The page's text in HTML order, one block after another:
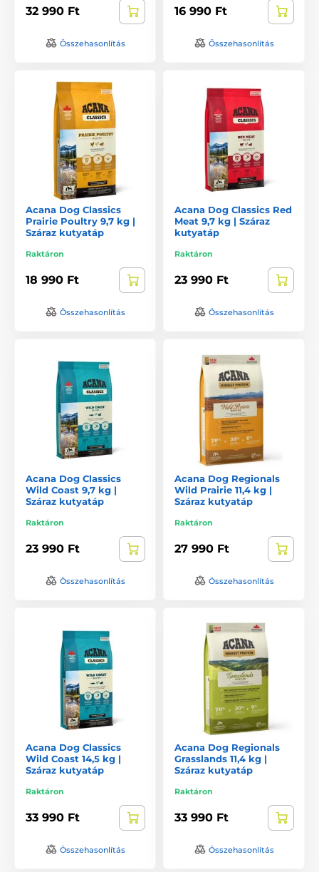
32 990 Ft
Összehasonlítás
16 990 Ft
Összehasonlítás
Acana Dog Classics
Prairie Poultry 9,7 kg |
Száraz kutyatáp
Raktáron
18 990 Ft
Összehasonlítás
Acana Dog Classics Red
Meat 9,7 kg | Száraz
kutyatáp
Raktáron
23 990 Ft
Összehasonlítás
Acana Dog Classics
Wild Coast 9,7 kg |
Száraz kutyatáp
Raktáron
23 990 Ft
Összehasonlítás
Acana Dog Regionals
Wild Prairie 11,4 kg |
Száraz kutyatáp
Raktáron
27 990 Ft
Összehasonlítás
Acana Dog Classics
Wild Coast 14,5 kg |
Száraz kutyatáp
Raktáron
33 990 Ft
Összehasonlítás
Acana Dog Regionals
Grasslands 11,4 kg |
Száraz kutyatáp
Raktáron
33 990 Ft
Összehasonlítás